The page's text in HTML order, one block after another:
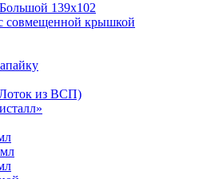
Большой 139х102
совмещенной крышкой
из ВСП)